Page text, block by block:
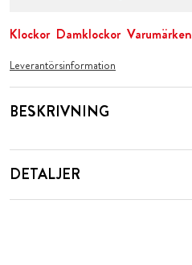
Klockor Damklockor Varumärken
Leverantörsinformation
BESKRIVNING
DETALJER